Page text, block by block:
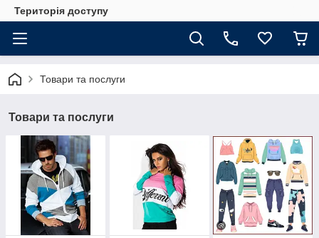
Територія доступу
Товари та послуги
Товари та послуги